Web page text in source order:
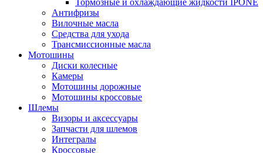
Тормозные и охлаждающие жидкости IPONE
Антифризы
Вилочные масла
Средства для ухода
Трансмиссионные масла
Мотошины
Диски колесные
Камеры
Мотошины дорожные
Мотошины кроссовые
Шлемы
Визоры и аксессуары
Запчасти для шлемов
Интегралы
Кроссовые